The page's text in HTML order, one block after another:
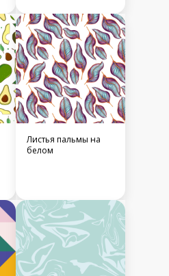
Листья пальмы на
белом